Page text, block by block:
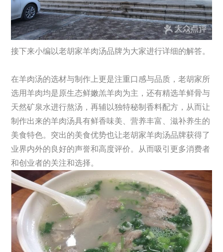
接下来小编以老胡家羊肉汤品牌为大家进行详细的解答。
在羊肉汤的选材与制作上更是注重口感与品质，老胡家所
选用羊肉均是原生态鲜嫩羔羊肉为主，还有精选羊鲜骨与
天然矿泉水进行熬汤，再辅以独特秘制香料配方，从而让
制作出来的羊肉汤具有鲜香味美、营养丰富、滋补养生的
美食特色。突出的美食优势也让老胡家羊肉汤品牌获得了
业界内外的良好的声誉和高度评价。从而吸引更多消费者
和创业者的关注和选择。